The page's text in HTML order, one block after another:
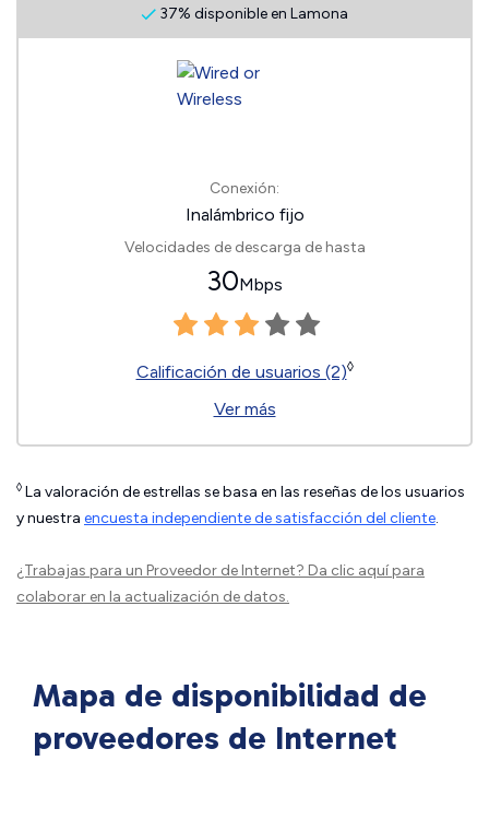
37% disponible en Lamona
Conexión:
Inalámbrico fijo
Velocidades de descarga de hasta
30Mbps
Calificación de usuarios (2)◊
Ver más
◊ La valoración de estrellas se basa en las reseñas de los usuarios
y nuestra encuesta independiente de satisfacción del cliente.
¿Trabajas para un Proveedor de Internet? Da clic aquípara
colaborar en la actualización de datos.
Mapa de disponibilidad de
proveedores de Internet